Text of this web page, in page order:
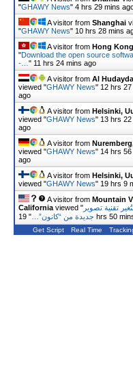
"GHAWY News" 4 hrs 29 mins
A visitor from Shanghai
"GHAWY News" 10 hrs 28 mins
A visitor from Hong Kong
"Download the open source
-… " 11 hrs 24 mins ago
A visitor from Al
viewed "GHAWY News" 12 hrs 27
ago
A visitor from Helsinki,
viewed "GHAWY News" 13 hrs 22
ago
A visitor from
viewed "GHAWY News" 14 hrs 56
ago
A visitor from Helsinki,
viewed "GHAWY News" 19 hrs 9
A visitor from Mountain
California viewed " تقنية تصوير
جديدة من “كانون”… " 19 hrs 50
Get Script Real Time